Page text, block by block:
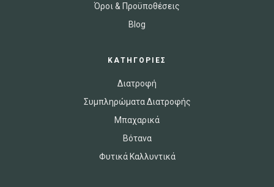
Όροι & Προϋποθέσεις
Blog
ΚΑΤΗΓΟΡΙΕΣ
Διατροφή
Συμπληρώματα Διατροφής
Μπαχαρικά
Βότανα
Φυτικά Καλλυντικά